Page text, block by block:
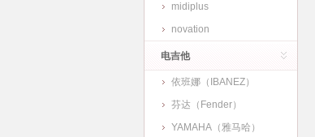
midiplus
novation
电吉他
依班娜（IBANEZ）
芬达（Fender）
YAMAHA（雅马哈）